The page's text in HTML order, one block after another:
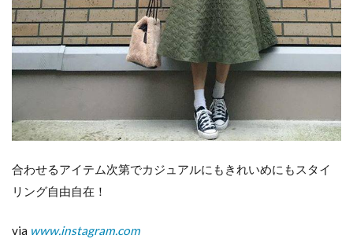
合わせるアイテム次第でカジュアルにもきれいめにもスタイ
リング自由自在！
via www.instagram.com